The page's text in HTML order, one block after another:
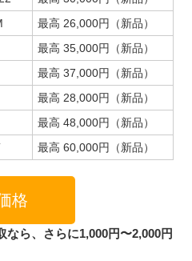
最高 26,000円（新品）
最高 35,000円（新品）
最高 37,000円（新品）
最高 28,000円（新品）
最高 48,000円（新品）
最高 60,000円（新品）
格
ら、さらに1,000円〜2,000円